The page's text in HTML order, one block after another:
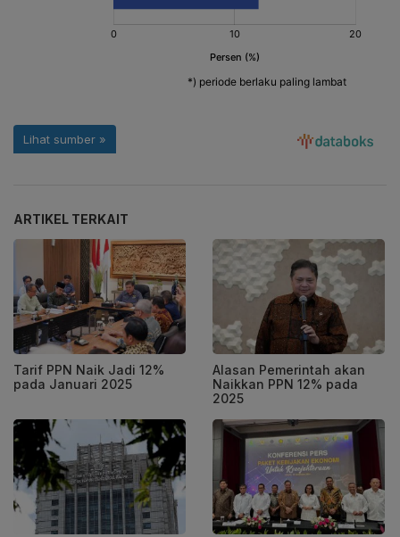
ARTIKEL TERKAIT
Tarif PPN Naik Jadi 12%
pada Januari 2025
Alasan Pemerintah akan
Naikkan PPN 12% pada
2025